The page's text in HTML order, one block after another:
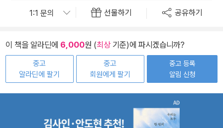
선물하기 공유하기
이 책을 알라딘에 6,000원 (최상기준)에 파시겠습니까?
중고
알라딘에 팔기
중고
회원에게 팔기
중고 등록
알림 신청